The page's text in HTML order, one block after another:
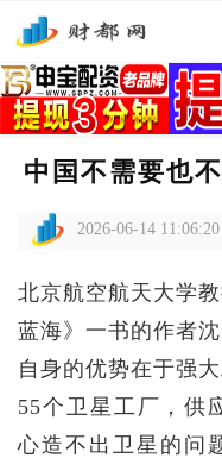
中国不需要也
2026-06-14 11:06:20
北京航空航天大学
蓝海》一书的作者
自身的优势在于强
55个卫星工厂，供
心造不出卫星的问